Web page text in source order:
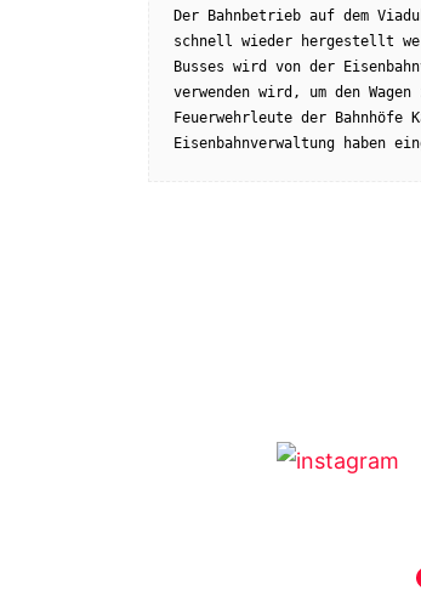
Der Bahnbetrieb auf dem
schnell wieder hergestellt
Busses wird von der
verwenden wird, um den
Feuerwehrleute der Bahnhöfe
Eisenbahnverwaltung haben